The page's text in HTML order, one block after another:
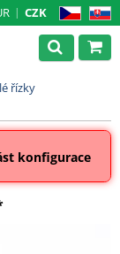
CZ SK
CZK
řízky
konfigurace